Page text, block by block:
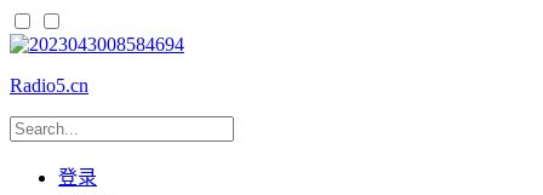
Radio5.cn
登录